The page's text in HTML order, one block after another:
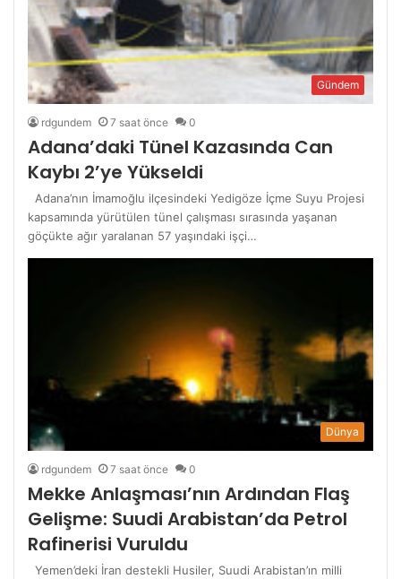
Gündem
rdgundem 7 saat önce 0
Adana’daki Tünel Kazasında Can
Kaybı 2’ye Yükseldi
Adana’nın İmamoğlu ilçesindeki Yedigöze İçme Suyu Projesi
kapsamında yürütülen tünel çalışması sırasında yaşanan
göçükte ağır yaralanan 57 yaşındaki işçi…
Dünya
rdgundem 7 saat önce 0
Mekke Anlaşması’nın Ardından Flaş
Gelişme: Suudi Arabistan’da Petrol
Rafinerisi Vuruldu
Yemen’deki İran destekli Husiler, Suudi Arabistan’ın milli